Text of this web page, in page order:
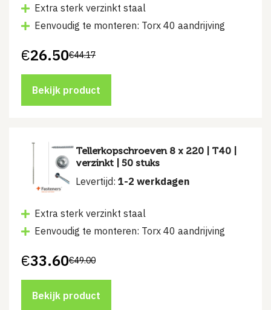
Extra sterk verzinkt staal
Eenvoudig te monteren: Torx 40 aandrijving
€44.17
Oorspronkelijke
was:
€44.17.
€26.50
Huidige
is:
€26.50.
Bekijk product
Tellerkopschroeven 8 x 220 | T40 |
verzinkt | 50 stuks
Levertijd: 1-2 werkdagen
Extra sterk verzinkt staal
Eenvoudig te monteren: Torx 40 aandrijving
€49.00
Oorspronkelijke
was:
€49.00.
€33.60
Huidige
is:
€33.60.
Bekijk product